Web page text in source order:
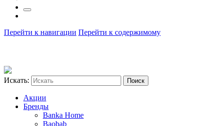
Перейти к навигации Перейти к содержимому
Искать:
Акции
Бренды
Banka Home
Baobab